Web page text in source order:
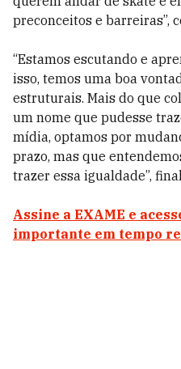
preconceitos e barreiras”,
“Estamos escutando e
isso, temos uma boa
estruturais. Mais do que
um nome que pudesse
mídia, optamos por
prazo, mas que
trazer essa igualdade”,
Assine a EXAME e
importante em tempo